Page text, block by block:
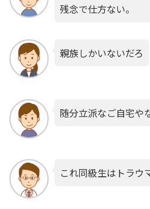
残念で仕方ない。
親族しかいないだろ
随分立派なご自宅や
これ同級生はトラウ